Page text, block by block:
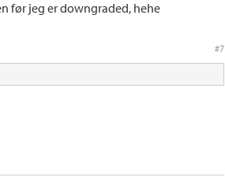
før jeg er downgraded, hehe
#7